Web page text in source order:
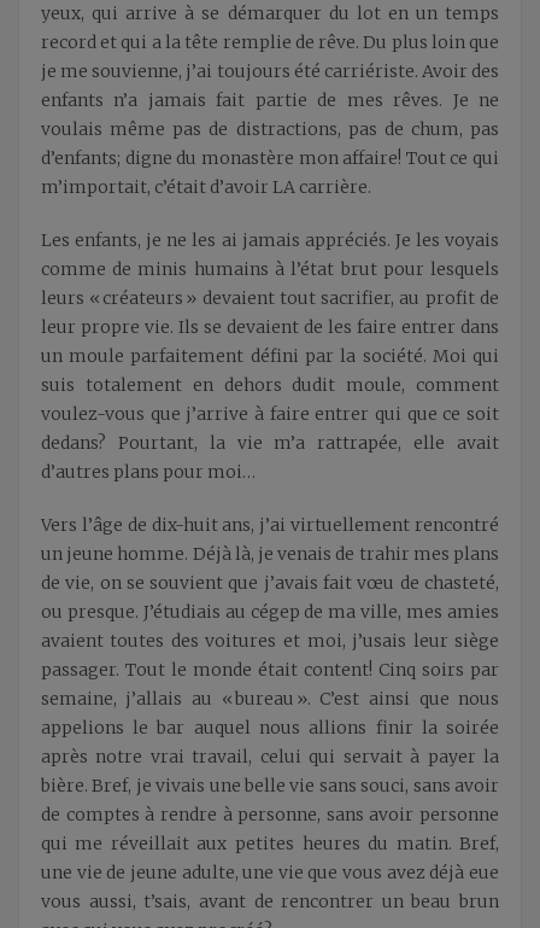
yeux, qui arrive à se démarquer du lot en un temps
record et qui a la tête remplie de rêve. Du plus loin que
je me souvienne, j’ai toujours été carriériste. Avoir des
enfants n’a jamais fait partie de mes rêves. Je ne
voulais même pas de distractions, pas de chum, pas
d’enfants; digne du monastère mon affaire! Tout ce qui
m’importait, c’était d’avoir LA carrière.
Les enfants, je ne les ai jamais appréciés. Je les voyais
comme de minis humains à l’état brut pour lesquels
leurs « créateurs » devaient tout sacrifier, au profit de
leur propre vie. Ils se devaient de les faire entrer dans
un moule parfaitement défini par la société. Moi qui
suis totalement en dehors dudit moule, comment
voulez-vous que j’arrive à faire entrer qui que ce soit
dedans? Pourtant, la vie m’a rattrapée, elle avait
d’autres plans pour moi…
Vers l’âge de dix-huit ans, j’ai virtuellement rencontré
un jeune homme. Déjà là, je venais de trahir mes plans
de vie, on se souvient que j’avais fait vœu de chasteté,
ou presque. J’étudiais au cégep de ma ville, mes amies
avaient toutes des voitures et moi, j’usais leur siège
passager. Tout le monde était content! Cinq soirs par
semaine, j’allais au « bureau ». C’est ainsi que nous
appelions le bar auquel nous allions finir la soirée
après notre vrai travail, celui qui servait à payer la
bière. Bref, je vivais une belle vie sans souci, sans avoir
de comptes à rendre à personne, sans avoir personne
qui me réveillait aux petites heures du matin. Bref,
une vie de jeune adulte, une vie que vous avez déjà eue
vous aussi, t’sais, avant de rencontrer un beau brun